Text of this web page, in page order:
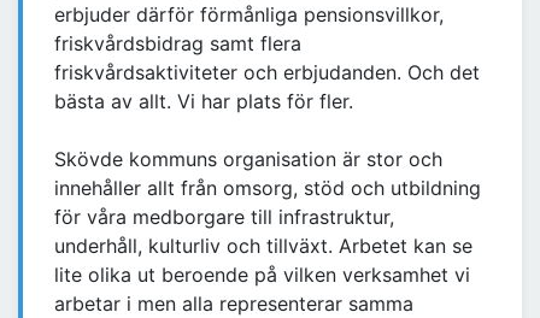
erbjuder därför förmånliga pensionsvillkor,
friskvårdsbidrag samt flera
friskvårdsaktiviteter och erbjudanden. Och det
bästa av allt. Vi har plats för fler.
Skövde kommuns organisation är stor och
innehåller allt från omsorg, stöd och utbildning
för våra medborgare till infrastruktur,
underhåll, kulturliv och tillväxt. Arbetet kan se
lite olika ut beroende på vilken verksamhet vi
arbetar i men alla representerar samma